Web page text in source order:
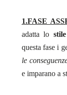
1.FASE
adatta lo
questa fase i
le
e imparano a